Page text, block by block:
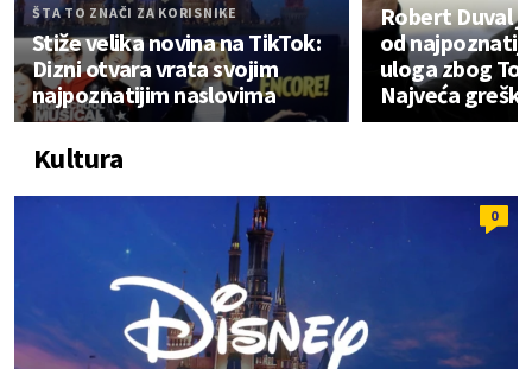
ŠTA TO ZNAČI ZA KORISNIKE
Stiže velika novina na TikTok:
Dizni otvara vrata svojim
najpoznatijim naslovima
Robert Duval
od
uloga zbog
Najveća
Kultura
0